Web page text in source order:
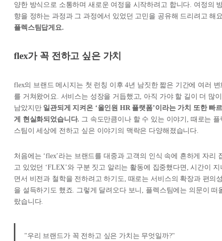
양한 방식으로 소통하며 새로운 여정을 시작하려고 합니다. 여정의
향을 정하는 과정과 그 과정에서 있었던 고민을 공유해 드리려고 해
플렉스팀답게요.
flex가 꼭 전하고 싶은 가치
flex의 브랜드 메시지는 첫 런칭 이후 4년 남짓한 짧은 기간에 여러 변
를 거쳐왔어요. 서비스는 성장을 거듭했고, 아직 가야 할 길이 더 많이
남았지만 일관되게 지켜온 ‘올인원 HR 플랫폼’이라는 가치 또한 빠르
게 현실화되었습니다. 그 속도만큼이나 할 수 있는 이야기, 때로는 플
스팀이 세상에 전하고 싶은 이야기의 맥락은 다양해졌습니다.
처음에는 ‘flex’라는 브랜드를 대중과 고객의 인식 속에 흔하게 자리
고 있었던 ‘FLEX’와 구분 짓고 알리는 활동에 집중했다면, 시간이 지
면서 비전과 철학을 전하려고 하기도, 때로는 서비스의 확장과 편의
을 설득하기도 했죠. 그렇게 달려오다 보니, 플렉스팀에는 의문이 떠
랐습니다.
"우리 브랜드가 꼭 전하고 싶은 가치는 무엇일까?"